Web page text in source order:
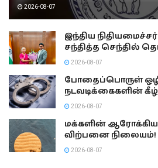
2026-08-07
இந்திய
சந்தித்த செந்தில்
2026-08-07
போதைப்பொருள்
நடவடிக்கைகளின் கீழ்,
2026-08-07
மக்களின்
விற்பனை நிலையம்!
2026-08-07